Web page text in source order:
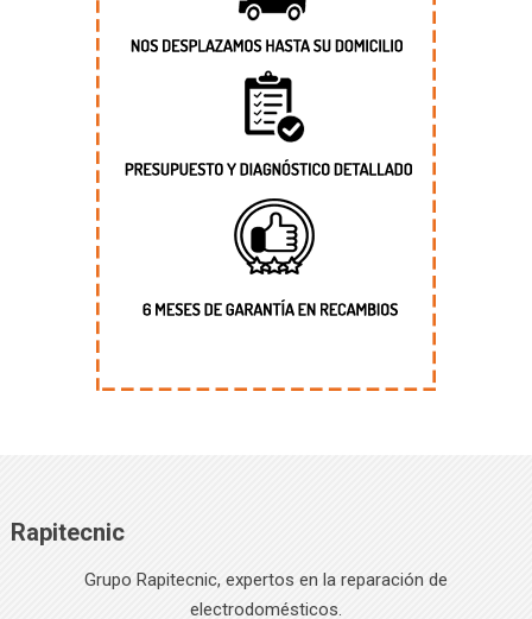
Rapitecnic
Grupo Rapitecnic, expertos en la reparación de
electrodomésticos.